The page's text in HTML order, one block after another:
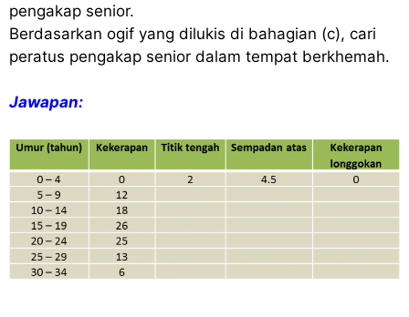
pengakap senior.
Berdasarkan ogif yang dilukis di bahagian (c), cari
peratus pengakap senior dalam tempat berkhemah.
Jawapan: